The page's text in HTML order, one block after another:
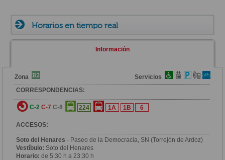
Horarios en tiempo real
Información
Zona
Servicios
CORRESPONDENCIAS:
C-2 C-7 C-8 224 1A 1B 6
ACCESOS:
Soto del Henares - Paseo de la Democracia, SN (Torrejón de Ardoz)
Vestíbulo: Soto del Henares
Horario: de 5:30 h a 23:30 h